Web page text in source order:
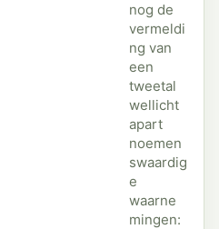
nog de
vermeldi
ng van
een
tweetal
wellicht
apart
noemen
swaardig
e
waarne
mingen: